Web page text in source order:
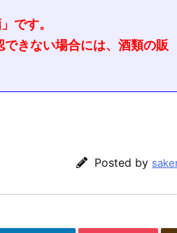
です。
きない場合には、酒類の販
Posted by